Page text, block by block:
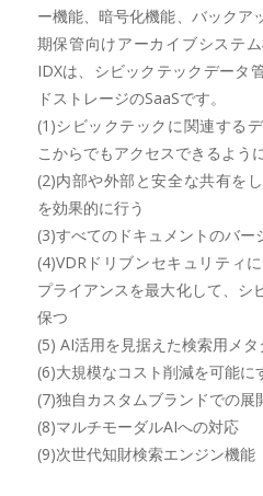
ー機能、暗号化機能、バックア
期保管向けアーカイブシステ
IDXは、シビックテックデータ
ドストレージのSaaSです。
(1)シビックテックに関連する
こからでもアクセスできるよう
(2)内部や外部と安全な共有を
を効果的に行う
(3)すべてのドキュメントのバー
(4)VDRドリブンセキュリティ
プライアンスを最大化して、シ
保つ
(5) AI活用を見据えた検索用メ
(6)大規模なコスト削減を可能
(7)独自カスタムブランドでの展
(8)マルチモーダルAIへの対応
(9)次世代知財検索エンジン機能